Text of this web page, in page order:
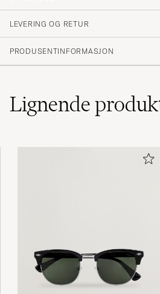
Snyggaste och mest
jag har ägt. Italienarna kan
LEVERING OG RETUR
PRODUSENTINFORMASJON
Lignende